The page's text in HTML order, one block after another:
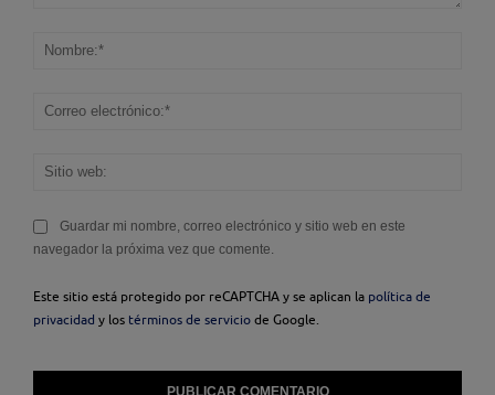
Guardar mi nombre, correo electrónico y sitio web en este
navegador la próxima vez que comente.
Este sitio está protegido por reCAPTCHA y se aplican la política de
privacidad y los términos de servicio de Google.